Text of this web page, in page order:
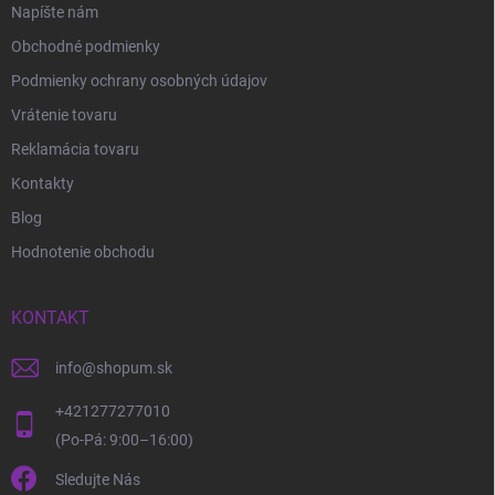
Napíšte nám
Obchodné podmienky
Podmienky ochrany osobných údajov
Vrátenie tovaru
Reklamácia tovaru
Kontakty
Blog
Hodnotenie obchodu
KONTAKT
info@shopum.sk
+421277277010
Sledujte Nás